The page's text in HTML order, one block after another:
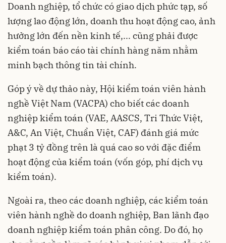
Doanh nghiệp, tổ chức có giao dịch phức tạp, số
lượng lao động lớn, doanh thu hoạt động cao, ảnh
hưởng lớn đến nền kinh tế,... cũng phải được
kiểm toán báo cáo tài chính hàng năm nhằm
minh bạch thông tin tài chính.
Góp ý về dự thảo này, Hội kiểm toán viên hành
nghề Việt Nam (VACPA) cho biết các doanh
nghiệp kiểm toán (VAE, AASCS, Tri Thức Việt,
A&C, An Việt, Chuẩn Việt, CAF) đánh giá mức
phạt 3 tỷ đồng trên là quá cao so với đặc điểm
hoạt động của kiểm toán (vốn góp, phí dịch vụ
kiểm toán).
Ngoài ra, theo các doanh nghiệp, các kiểm toán
viên hành nghề do doanh nghiệp, Ban lãnh đạo
doanh nghiệp kiểm toán phân công. Do đó, họ